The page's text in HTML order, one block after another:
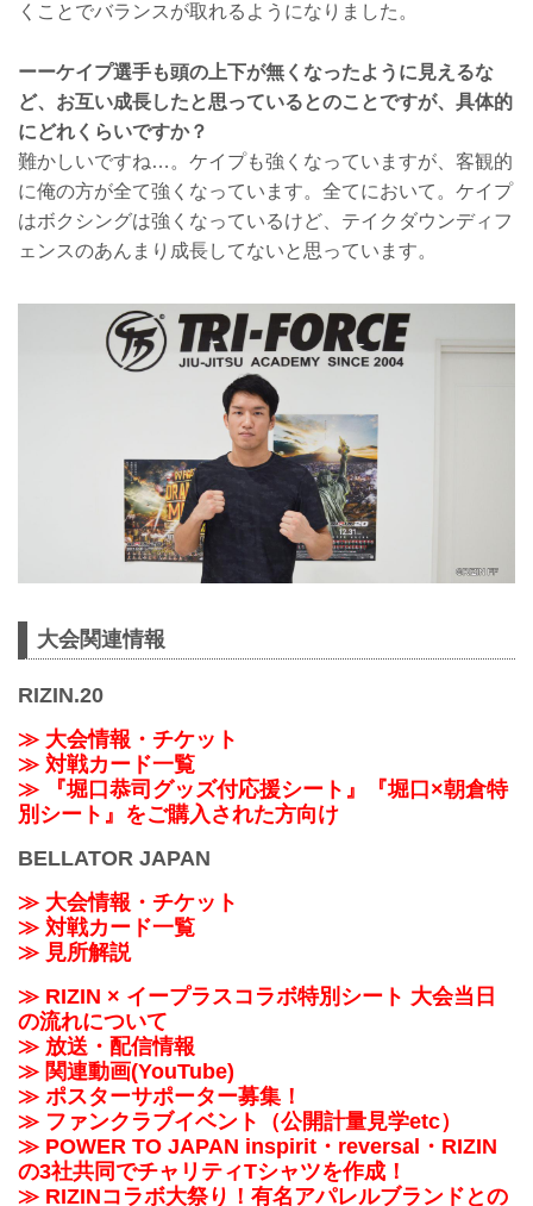
くことでバランスが取れるようになりました。
ーーケイプ選手も頭の上下が無くなったように見えるな
ど、お互い成長したと思っているとのことですが、具体的
にどれくらいですか？
難かしいですね…。ケイプも強くなっていますが、客観的
に俺の方が全て強くなっています。全てにおいて。ケイプ
はボクシングは強くなっているけど、テイクダウンディフ
ェンスのあんまり成長してないと思っています。
大会関連情報
RIZIN.20
≫ 大会情報・チケット
≫ 対戦カード一覧
≫ 『堀口恭司グッズ付応援シート』『堀口×朝倉特
別シート』をご購入された方向け
BELLATOR JAPAN
≫ 大会情報・チケット
≫ 対戦カード一覧
≫ 見所解説
≫ RIZIN × イープラスコラボ特別シート 大会当日
の流れについて
≫ 放送・配信情報
≫ 関連動画(YouTube)
≫ ポスターサポーター募集！
≫ ファンクラブイベント（公開計量見学etc）
≫ POWER TO JAPAN inspirit・reversal・RIZIN
の3社共同でチャリティTシャツを作成！
≫ RIZINコラボ大祭り！有名アパレルブランドとの